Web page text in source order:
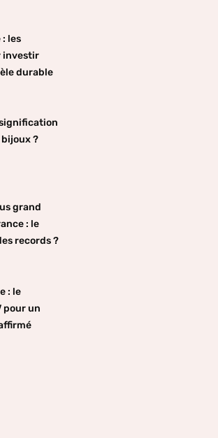
: les
investir
durable
?
grand
: le
records ?
: le
pour un